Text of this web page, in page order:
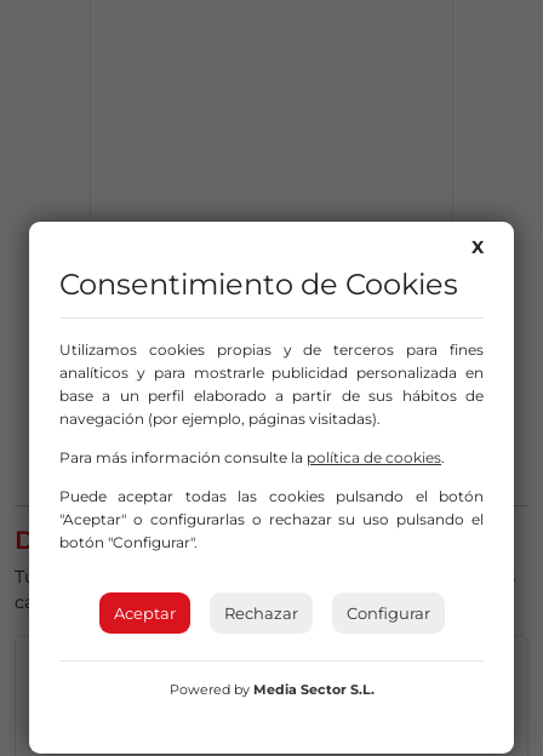
DEJA UN COMENTARIO
Tu dirección de correo electrónico no será publicada.
Los
campos obligatorios están marcados con *
X
Consentimiento de Cookies
Utilizamos cookies propias y de terceros para fines
analíticos y para mostrarle publicidad personalizada en
base a un perfil elaborado a partir de sus hábitos de
navegación (por ejemplo, páginas visitadas).
Para más información consulte la política de cookies.
Puede aceptar todas las cookies pulsando el botón
"Aceptar" o configurarlas o rechazar su uso pulsando el
botón "Configurar".
Aceptar Rechazar Configurar
Powered by Media Sector S.L.